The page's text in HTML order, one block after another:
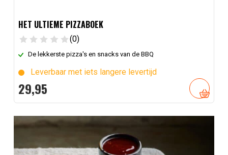
HET ULTIEME PIZZABOEK
(0)
De lekkerste pizza's en snacks van de BBQ
Leverbaar met iets langere levertijd
29,95